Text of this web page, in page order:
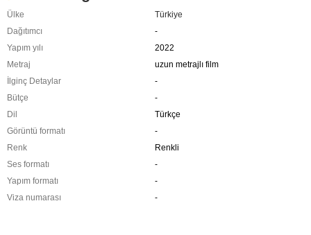
Ülke
Türkiye
Dağıtımcı
-
Yapım yılı
2022
Metraj
uzun metrajlı film
İlginç Detaylar
-
Bütçe
-
Dil
Türkçe
Görüntü formatı
-
Renk
Renkli
Ses formatı
-
Yapım formatı
-
Viza numarası
-